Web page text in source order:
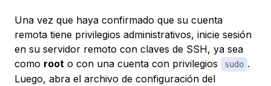
Una vez que haya confirmado que su cuenta
remota tiene privilegios administrativos, inicie sesión
en su servidor remoto con claves de SSH, ya sea
como root o con una cuenta con privilegios sudo .
Luego, abra el archivo de configuración del